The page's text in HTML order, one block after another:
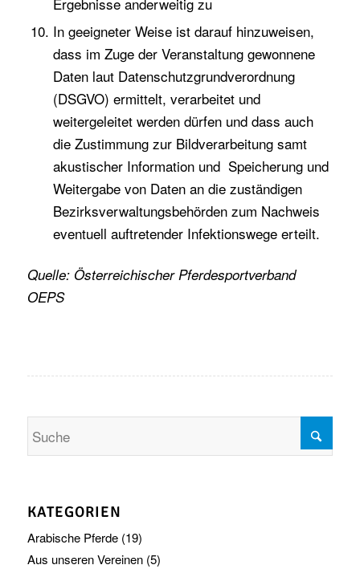
In geeigneter Weise ist darauf hinzuweisen,
dass im Zuge der Veranstaltung gewonnene
Daten laut Datenschutzgrundverordnung
(DSGVO) ermittelt, verarbeitet und
weitergeleitet werden dürfen und dass auch
die Zustimmung zur Bildverarbeitung samt
akustischer Information und Speicherung und
Weitergabe von Daten an die zuständigen
Bezirksverwaltungsbehörden zum Nachweis
eventuell auftretender Infektionswege erteilt.
Quelle: Österreichischer Pferdesportverband
OEPS
KATEGORIEN
Arabische Pferde(19)
Aus unseren Vereinen(5)